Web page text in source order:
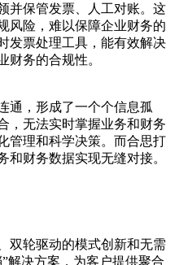
并保管发票、人工对账。这
风险，难以保障企业财务的
发票处理工具，能有效解决
财务的合规性。
通，形成了一个个信息孤
，无法实时掌握业务和财务
管理和科学决策。而合思打
和财务数据实现无缝对接。
双轮驱动的模式创新和无需
解决方案，为客户提供聚合